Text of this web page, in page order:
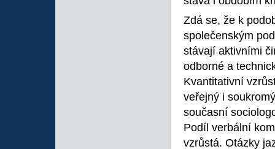
Zdá se, že k
společenským
stávají aktivními
odborné a
Kvantitativní
veřejný i
současní
Podíl verbální
vzrůstá. Otázky